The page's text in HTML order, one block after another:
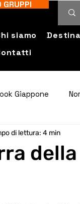
siamo
GRUPPI
Giappone
di lettura: 4 min